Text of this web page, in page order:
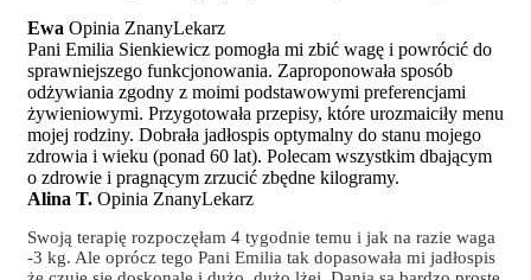
Ewa Opinia ZnanyLekarz
Pani Emilia Sienkiewicz pomogła mi zbić wagę i powrócić do
sprawniejszego funkcjonowania. Zaproponowała sposób
odżywiania zgodny z moimi podstawowymi preferencjami
żywieniowymi. Przygotowała przepisy, które urozmaiciły menu
mojej rodziny. Dobrała jadłospis optymalny do stanu mojego
zdrowia i wieku (ponad 60 lat). Polecam wszystkim dbającym
o zdrowie i pragnącym zrzucić zbędne kilogramy.
Alina T. Opinia ZnanyLekarz
Swoją terapię rozpoczęłam 4 tygodnie temu i jak na razie waga
-3 kg. Ale oprócz tego Pani Emilia tak dopasowała mi jadłospis